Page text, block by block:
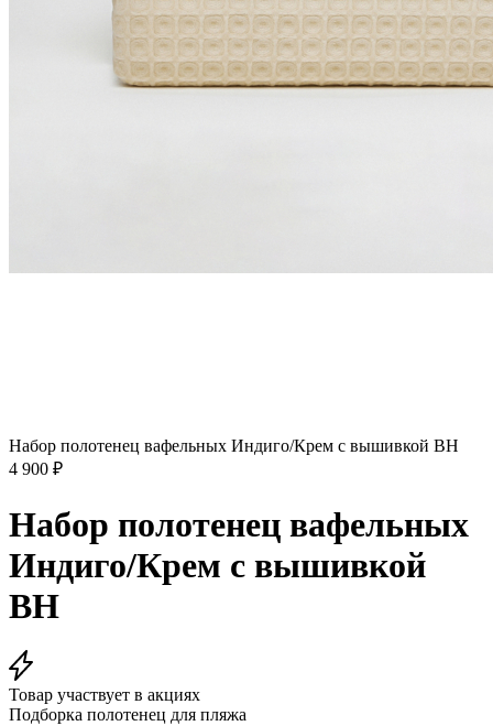
Набор полотенец вафельных Индиго/Крем с вышивкой BH
4 900 ₽
Набор полотенец вафельных
Индиго/Крем с вышивкой
BH
Товар участвует в акциях
Подборка полотенец для пляжа